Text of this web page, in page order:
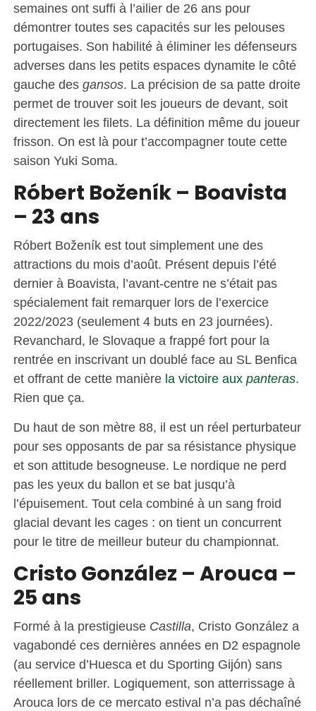
semaines ont suffi à l’ailier de 26 ans pour
démontrer toutes ses capacités sur les pelouses
portugaises. Son habilité à éliminer les défenseurs
adverses dans les petits espaces dynamite le côté
gauche des gansos. La précision de sa patte droite
permet de trouver soit les joueurs de devant, soit
directement les filets. La définition même du joueur
frisson. On est là pour t’accompagner toute cette
saison Yuki Soma.
Róbert Boženík – Boavista
– 23 ans
Róbert Boženík est tout simplement une des
attractions du mois d’août. Présent depuis l’été
dernier à Boavista, l’avant-centre ne s’était pas
spécialement fait remarquer lors de l’exercice
2022/2023 (seulement 4 buts en 23 journées).
Revanchard, le Slovaque a frappé fort pour la
rentrée en inscrivant un doublé face au SL Benfica
et offrant de cette manière la victoire aux panteras.
Rien que ça.
Du haut de son mètre 88, il est un réel perturbateur
pour ses opposants de par sa résistance physique
et son attitude besogneuse. Le nordique ne perd
pas les yeux du ballon et se bat jusqu’à
l’épuisement. Tout cela combiné à un sang froid
glacial devant les cages : on tient un concurrent
pour le titre de meilleur buteur du championnat.
Cristo González – Arouca –
25 ans
Formé à la prestigieuse Castilla, Cristo González a
vagabondé ces dernières années en D2 espagnole
(au service d’Huesca et du Sporting Gijón) sans
réellement briller. Logiquement, son atterrissage à
Arouca lors de ce mercato estival n’a pas déchaîné